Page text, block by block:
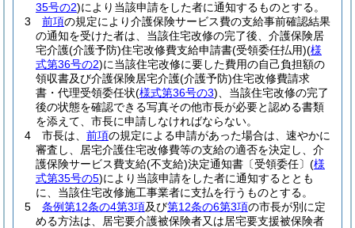
35号の2)により当該申請をした者に通知するものとする。
3
前項の規定により介護保険サービス費の支給事前確認結果
の通知を受けた者は、当該住宅改修の完了後、介護保険居
宅介護(介護予防)住宅改修費支給申請書(受領委任払用)(様
式第36号の2)に当該住宅改修に要した費用の自己負担額の
領収書及び介護保険居宅介護(介護予防)住宅改修費請求
書・代理受領委任状(様式第36号の3) 、当該住宅改修の完了
後の状態を確認できる写真その他市長が必要と認める書類
を添えて、市長に申請しなければならない。
4
市長は、 前項の規定による申請があった場合は、速やかに
審査し、居宅介護住宅改修費等の支給の適否を決定し、介
護保険サービス費支給(不支給)決定通知書〔受領委任〕 (様
式第35号の5)により当該申請をした者に通知するととも
に、当該住宅改修施工事業者に支払を行うものとする。
5
条例第12条の4第3項及び第12条の6第3項の市長が別に定
める方法は、居宅要介護被保険者又は居宅要支援被保険者